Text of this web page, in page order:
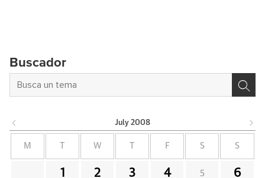
Buscador
July 2008
M W F S S
1 2 3 4 5 6